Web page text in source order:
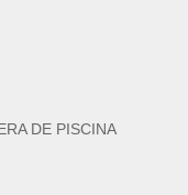
DE PISCINA